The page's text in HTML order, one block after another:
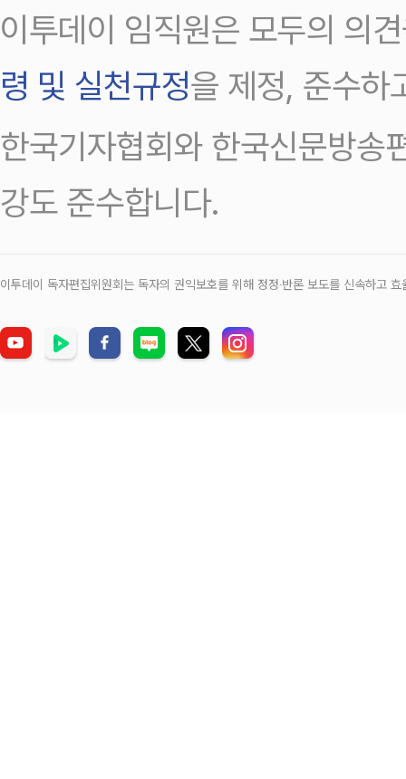
이투데이 임직원은 모두의 의
령 및 실천규정을 제정, 준수하
한국기자협회와 한국신문방송
강도 준수합니다.
이투데이 독자편집위원회는 독자의 권익보호를 위해 정정‧반론 보도를 신속하고